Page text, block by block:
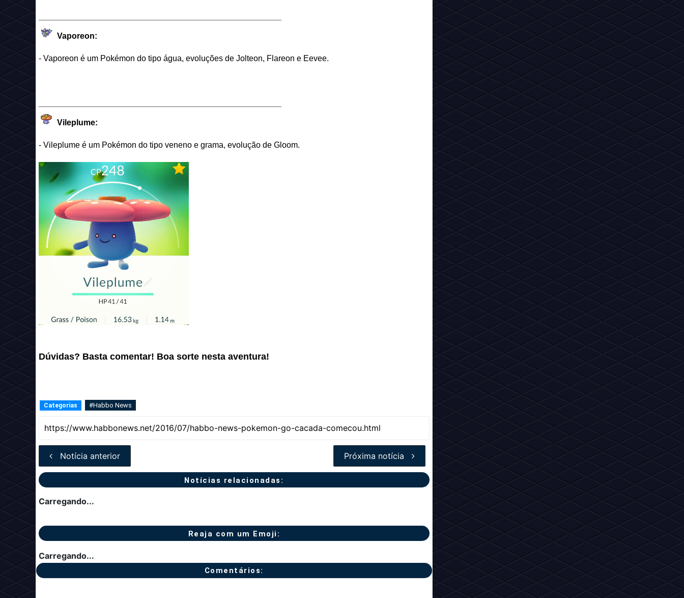
Vaporeon:
- Vaporeon é um Pokémon do tipo água, evoluções de Jolteon, Flareon e Eevee.
Vileplume:
- Vileplume é um Pokémon do tipo veneno e grama, evolução de Gloom.
Dúvidas? Basta comentar! Boa sorte nesta aventura!
Categorias #Habbo News
Notícia anterior Próxima notícia
Notícias relacionadas:
Carregando...
Reaja com um Emoji:
Carregando...
Comentários: